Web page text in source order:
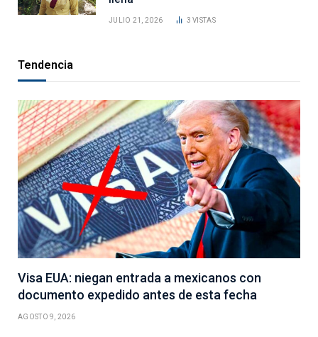
JULIO 21, 2026 3VISTAS
Tendencia
Visa EUA: niegan entrada a mexicanos con
documento expedido antes de esta fecha
AGOSTO 9, 2026